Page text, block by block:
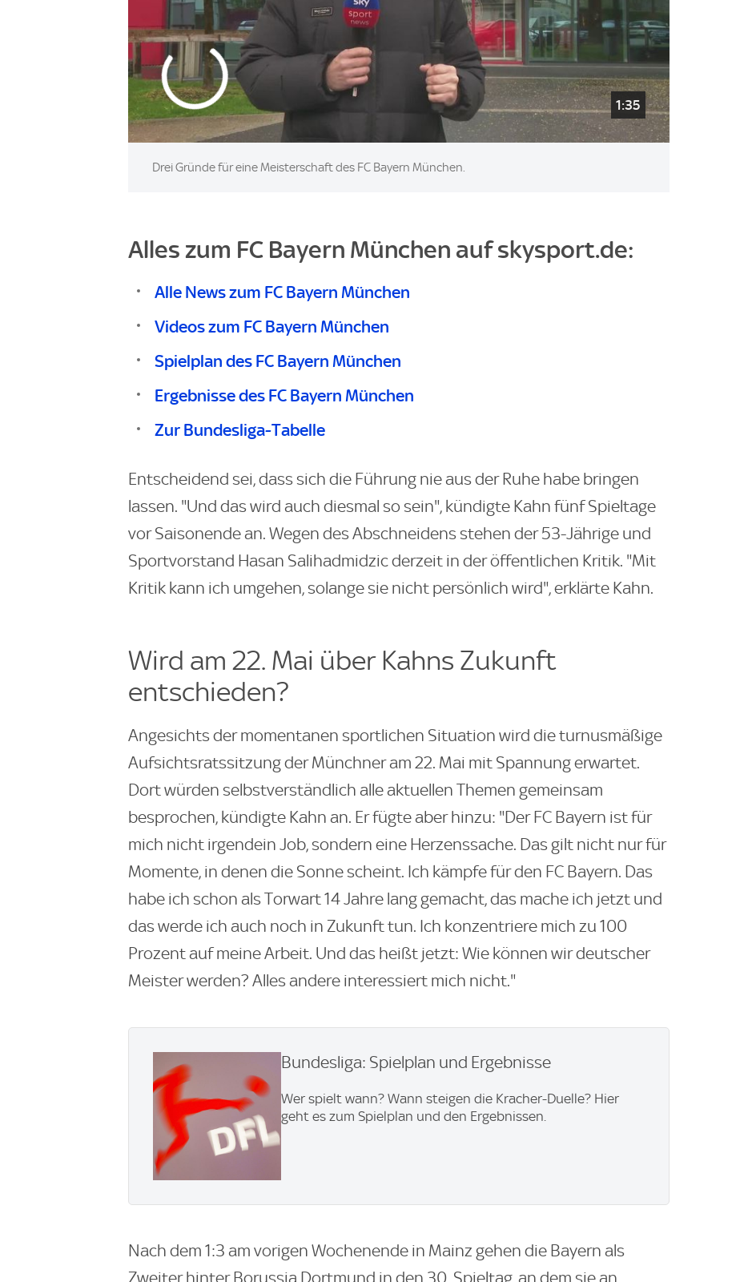
1:35
Drei Gründe für eine Meisterschaft des FC Bayern München.
Alles zum FC Bayern München auf skysport.de:
Alle News zum FC Bayern München
Videos zum FC Bayern München
Spielplan des FC Bayern München
Ergebnisse des FC Bayern München
Zur Bundesliga-Tabelle
Entscheidend sei, dass sich die Führung nie aus der Ruhe habe bringen
lassen. "Und das wird auch diesmal so sein", kündigte Kahn fünf Spieltage
vor Saisonende an. Wegen des Abschneidens stehen der 53-Jährige und
Sportvorstand Hasan Salihadmidzic derzeit in der öffentlichen Kritik. "Mit
Kritik kann ich umgehen, solange sie nicht persönlich wird", erklärte Kahn.
Wird am 22. Mai über Kahns Zukunft
entschieden?
Angesichts der momentanen sportlichen Situation wird die turnusmäßige
Aufsichtsratssitzung der Münchner am 22. Mai mit Spannung erwartet.
Dort würden selbstverständlich alle aktuellen Themen gemeinsam
besprochen, kündigte Kahn an. Er fügte aber hinzu: "Der FC Bayern ist für
mich nicht irgendein Job, sondern eine Herzenssache. Das gilt nicht nur für
Momente, in denen die Sonne scheint. Ich kämpfe für den FC Bayern. Das
habe ich schon als Torwart 14 Jahre lang gemacht, das mache ich jetzt und
das werde ich auch noch in Zukunft tun. Ich konzentriere mich zu 100
Prozent auf meine Arbeit. Und das heißt jetzt: Wie können wir deutscher
Meister werden? Alles andere interessiert mich nicht."
Bundesliga: Spielplan und Ergebnisse
Wer spielt wann? Wann steigen die Kracher-Duelle? Hier
geht es zum Spielplan und den Ergebnissen.
Nach dem 1:3 am vorigen Wochenende in Mainz gehen die Bayern als